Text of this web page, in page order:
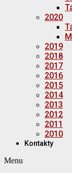
2020
2019
2018
2017
2016
2015
2014
2013
2012
2011
2010
Kontakty
Menu